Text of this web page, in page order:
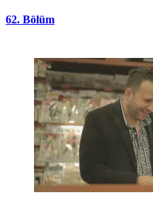
62. Bölüm